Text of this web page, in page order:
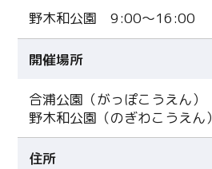
野木和公園 9:00～16:00
開催場所
合浦公園（がっぽこうえん）
野木和公園（のぎわこうえん）
住所